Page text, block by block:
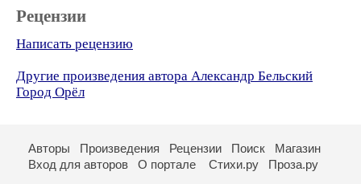
Рецензии
Написать рецензию
Другие произведения автора Александр Бельский
Город Орёл
Авторы Произведения Рецензии Поиск
Магазин
Вход для авторов
О портале Стихи.ру Проза.ру